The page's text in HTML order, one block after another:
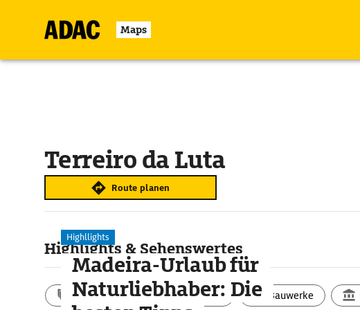
Maps
Terreiro da Luta
Route planen
Highlights & Sehenswertes
Aktivitäten Landschaft Bauwerke
Highllights
Madeira-Urlaub für
Naturliebhaber: Die